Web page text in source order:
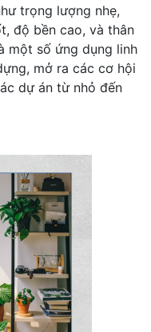
trọng lượng nhẹ,
độ bền cao, và thân
một số ứng dụng linh
mở ra các cơ hội
dự án từ nhỏ đến